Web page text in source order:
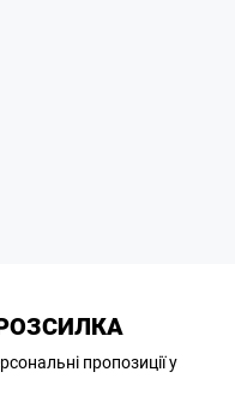
пропозиції у